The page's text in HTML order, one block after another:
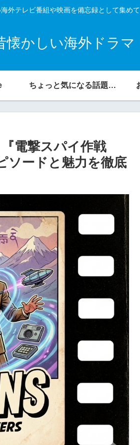
外テレビ番組や映画を備忘録として集め
懐かしい海外ドラマ
ちょっと気になる話題の宝庫
電撃スパイ作戦
ソードと魅力を徹底